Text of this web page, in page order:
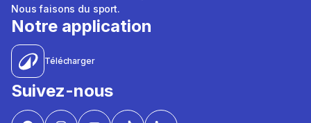
Nous faisons du sport.
Notre application
Télécharger
Suivez-nous